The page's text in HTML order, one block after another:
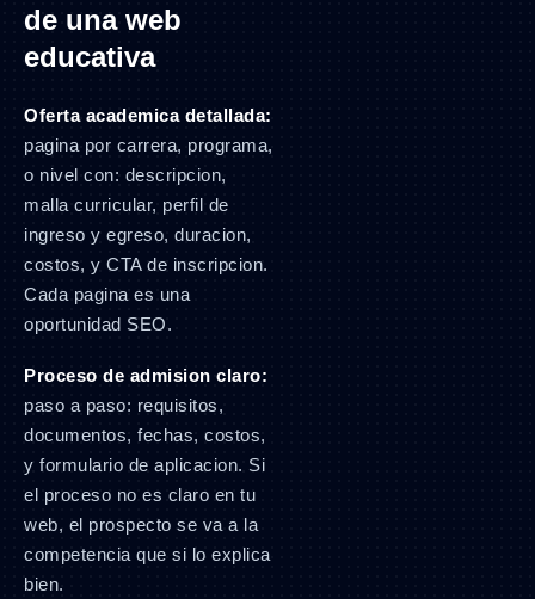
de una web
educativa
Oferta academica detallada:
pagina por carrera, programa,
o nivel con: descripcion,
malla curricular, perfil de
ingreso y egreso, duracion,
costos, y CTA de inscripcion.
Cada pagina es una
oportunidad SEO.
Proceso de admision claro:
paso a paso: requisitos,
documentos, fechas, costos,
y formulario de aplicacion. Si
el proceso no es claro en tu
web, el prospecto se va a la
competencia que si lo explica
bien.